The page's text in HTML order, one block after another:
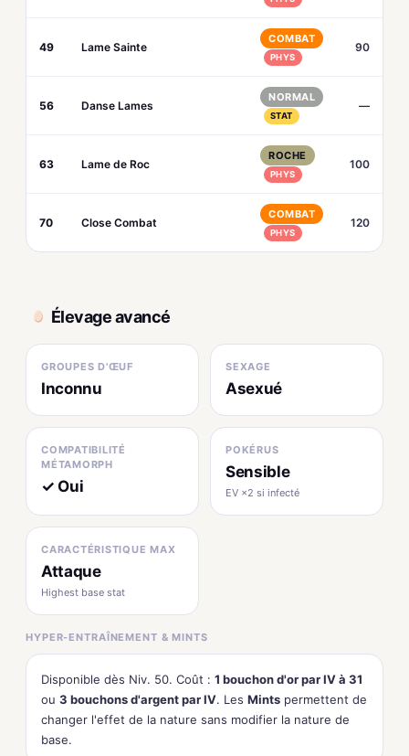
49 Lame Sainte
COMBAT
PHYS
90
56 Danse Lames
NORMAL
STAT
—
63 Lame de Roc
ROCHE
PHYS
100
70 Close Combat
COMBAT
PHYS
120
Élevage avancé
GROUPES D'ŒUF
Inconnu
SEXAGE
Asexué
COMPATIBILITÉ
MÉTAMORPH
✓ Oui
POKÉRUS
Sensible
EV ×2 si infecté
CARACTÉRISTIQUE MAX
Attaque
Highest base stat
HYPER-ENTRAÎNEMENT & MINTS
Disponible dès Niv. 50. Coût : 1 bouchon d'or par IV à 31
ou 3 bouchons d'argent par IV. Les Mints permettent de
changer l'effet de la nature sans modifier la nature de
base.